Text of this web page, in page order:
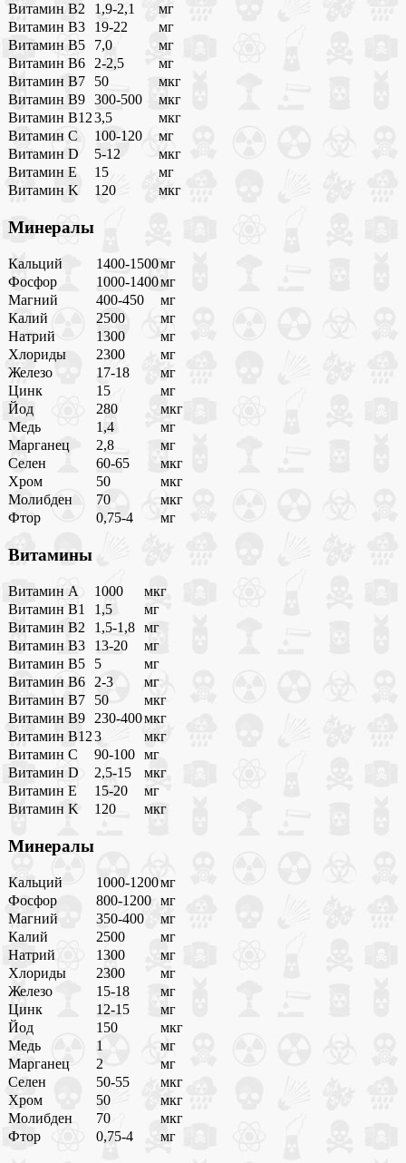
Витамин B2
1,9-2,1
мг
Витамин B3
19-22
мг
Витамин B5
7,0
мг
Витамин B6 2-2,5
мг
Витамин B7
50
мкг
Витамин B9 300-500
мкг
Витамин B123,5
мкг
Витамин C
100-120
мг
Витамин D
5-12
мкг
Витамин E
15
мг
Витамин K
120 мкг
Минералы
Кальций 1400-1500мг
Фосфор
1000-1400мг
Магний
400-450
мг
Калий
2500
мг
Натрий
1300
мг
Хлориды
2300
мг
Железо
17-18
мг
Цинк
15
мг
Йод
280
мкг
Медь
1,4
мг
Марганец
2,8
мг
Селен
60-65
мкг
Хром
50
мкг
Молибден
70
мкг
Фтор
0,75-4 мг
Витамины
Витамин A 1000
мкг
Витамин B1
1,5
мг
Витамин B2
1,5-1,8 мг
Витамин B3
13-20
мг
Витамин B5
5
мг
Витамин B6 2-3
мг
Витамин B7
50
мкг
Витамин B9 230-400мкг
Витамин B123
мкг
Витамин C
90-100 мг
Витамин D
2,5-15
мкг
Витамин E
15-20
мг
Витамин K
120 мкг
Минералы
Кальций 1000-1200мг
Фосфор
800-1200 мг
Магний
350-400
мг
Калий
2500
мг
Натрий
1300
мг
Хлориды
2300
мг
Железо
15-18
мг
Цинк
12-15
мг
Йод
150
мкг
Медь
1
мг
Марганец
2
мг
Селен
50-55
мкг
Хром
50
мкг
Молибден
70
мкг
Фтор
0,75-4 мг